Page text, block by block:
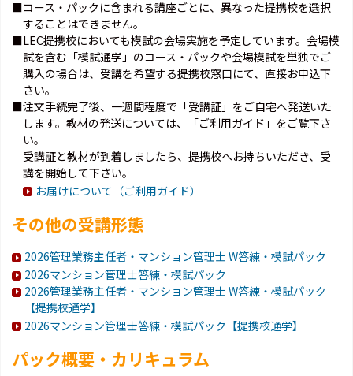
■コース・パックに含まれる講座ごとに、異なった提携校を選択
することはできません。
■LEC提携校においても模試の会場実施を予定しています。会場模
試を含む「模試通学」のコース・パックや会場模試を単独でご
購入の場合は、受講を希望する提携校窓口にて、直接お申込下
さい。
■注文手続完了後、一週間程度で「受講証」をご自宅へ発送いた
します。教材の発送については、「ご利用ガイド」をご覧下さ
い。
受講証と教材が到着しましたら、提携校へお持ちいただき、受
講を開始して下さい。
お届けについて（ご利用ガイド）
その他の受講形態
2026管理業務主任者・マンション管理士 W答練・模試パック
2026マンション管理士答練・模試パック
2026管理業務主任者・マンション管理士 W答練・模試パック
【提携校通学】
2026マンション管理士答練・模試パック【提携校通学】
パック概要・カリキュラム